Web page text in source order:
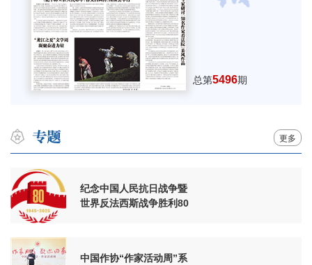
总第5496期
更多
纪念中国人民抗日战争暨
世界反法西斯战争胜利80
中国作协“作家活动周”系